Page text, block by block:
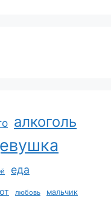
алкоголь
еда
любовь мальчик